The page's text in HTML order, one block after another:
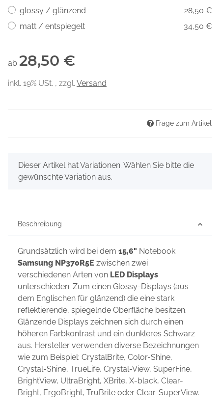
glossy / glänzend
28,50 €
matt / entspiegelt
34,50 €
ab 28,50 €
inkl. 19% USt. , zzgl. Versand
Frage zum Artikel
x
Dieser Artikel hat Variationen. Wählen Sie bitte die
gewünschte Variation aus.
Beschreibung
Grundsätzlich wird bei dem 15,6" Notebook
Samsung NP370R5E zwischen zwei
verschiedenen Arten von LED Displays
unterschieden. Zum einen Glossy-Displays (aus
dem Englischen für glänzend) die eine stark
reflektierende, spiegelnde Oberfläche besitzen.
Glänzende Displays zeichnen sich durch einen
höheren Farbkontrast und ein dunkleres Schwarz
aus. Hersteller verwenden diverse Bezeichnungen
wie zum Beispiel: CrystalBrite, Color-Shine,
Crystal-Shine, TrueLife, Crystal-View, SuperFine,
BrightView, UltraBright, XBrite, X-black, Clear-
Bright, ErgoBright, TruBrite oder Clear-SuperView.